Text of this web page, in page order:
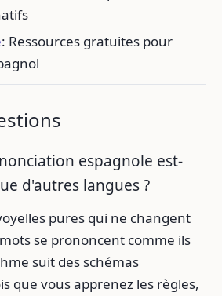
: Ressources gratuites pour
espagnole est-
d'autres langues ?
pures qui ne changent
se prononcent comme ils
suit des schémas
que vous apprenez les règles,